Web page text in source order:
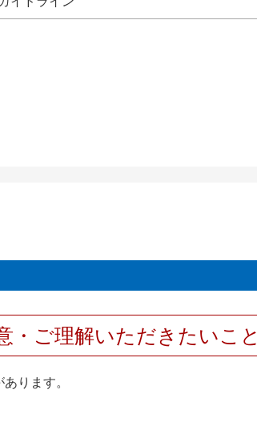
・ご理解いただきたいこと
ります。